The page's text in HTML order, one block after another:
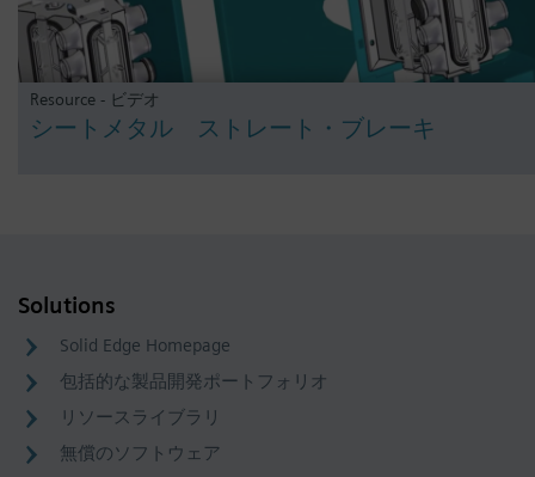
Resource - ビデオ
シートメタル ストレート・ブレーキ
Solutions
Solid Edge Homepage
包括的な製品開発ポートフォリオ
リソースライブラリ
無償のソフトウェア